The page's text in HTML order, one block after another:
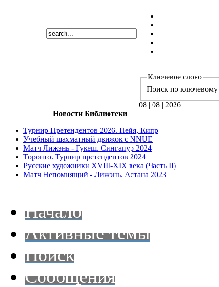
Ключевое слово
Поиск по ключевому
08 | 08 | 2026
Новости Библиотеки
Турнир Претендентов 2026. Пейя, Кипр
Учебный шахматный движок с NNUE
Матч Лижэнь - Гукеш. Сингапур 2024
Торонто. Турнир претендентов 2024
Русские художники XVIII-XIX века (Часть II)
Матч Непомнящий - Лижэнь. Астана 2023
Начало
Активные темы
Поиск
Сообщения